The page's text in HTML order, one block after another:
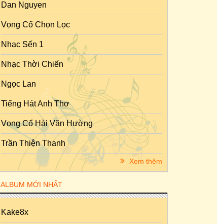
Dan Nguyen
Vọng Cổ Chọn Lọc
Nhạc Sến 1
Nhạc Thời Chiến
Ngọc Lan
Tiếng Hát Anh Thơ
Vọng Cổ Hài Văn Hường
Trần Thiện Thanh
Xem thêm
ALBUM MỚI NHẤT
Kake8x